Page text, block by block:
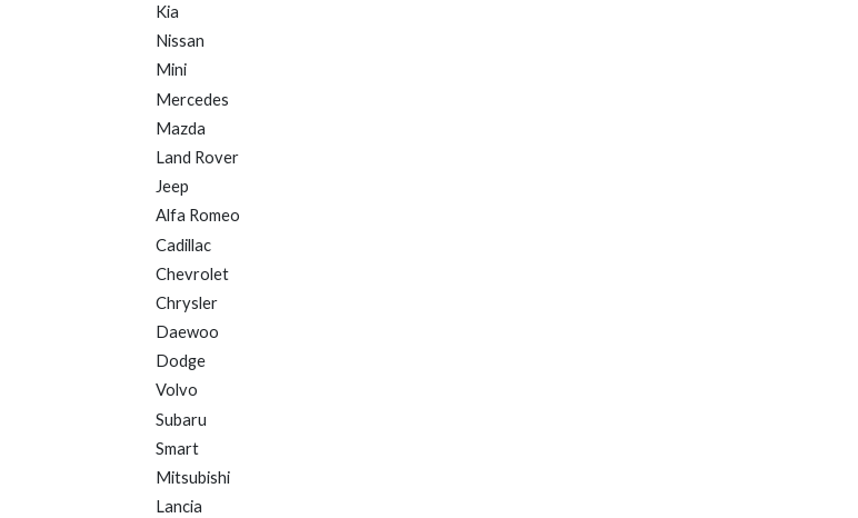
Kia
Nissan
Mini
Mercedes
Mazda
Land Rover
Jeep
Alfa Romeo
Cadillac
Chevrolet
Chrysler
Daewoo
Dodge
Volvo
Subaru
Smart
Mitsubishi
Lancia